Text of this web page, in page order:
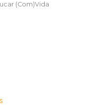
(Com)Vida